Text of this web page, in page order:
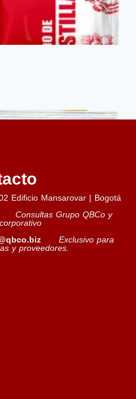
Edificio Mansarovar | Bogotá
Consultas Grupo QBCo y
Exclusivo para
y proveedores.